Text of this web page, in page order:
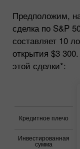
Предположим,
сделка по S&P
составляет 10
открытия $3
этой сделки*:
Кредитное плечо
Инвестированная
сумма